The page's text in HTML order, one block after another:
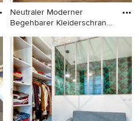
Neutraler Moderner
Begehbarer Kleiderschrank
Neutraler Moderner
Begehbarer Kleiderschrank
mit flächenbündigen
Schrankfronten, weißen
Schränken und braunem
Holzboden in Sonstige